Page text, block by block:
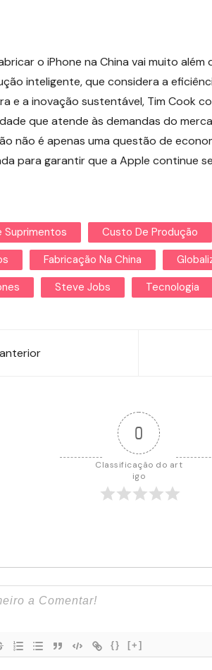
o iPhone na China vai muito
inteligente, que considera a
e a inovação sustentável, Tim Cook
que atende às demandas do
não é apenas uma questão de
para garantir que a Apple continue
Suprimentos Custo De Produção
Fabricação Na China
Steve Jobs Tecnologia
0
Classificação do art
igo
{} [+]